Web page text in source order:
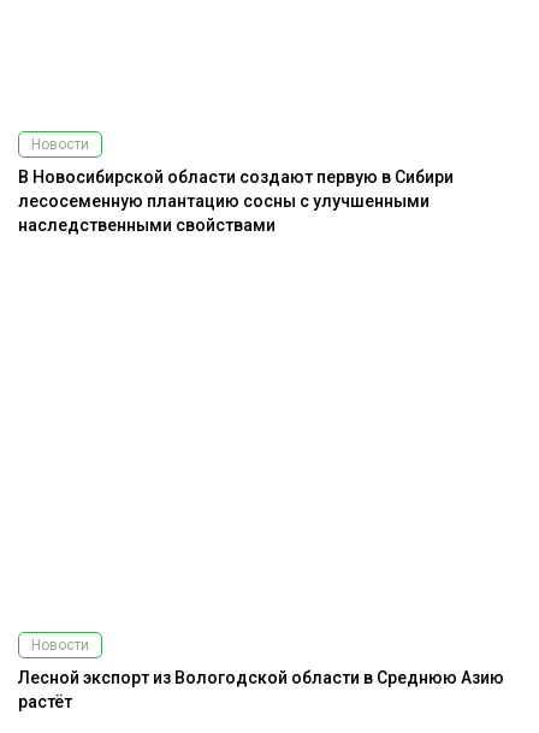
Новости
В Новосибирской области создают первую в Сибири
лесосеменную плантацию сосны с улучшенными
наследственными свойствами
Новости
Лесной экспорт из Вологодской области в Среднюю Азию
растёт